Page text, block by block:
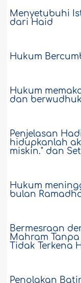
Menyetubuhi
dari Haid
Hukum
Hukum
dan berwudhuk
Penjelasan
hidupkanlah
miskin." dan
Hukum
bulan
Bermesraan
Mahram
Tidak Terkena
Penolakan